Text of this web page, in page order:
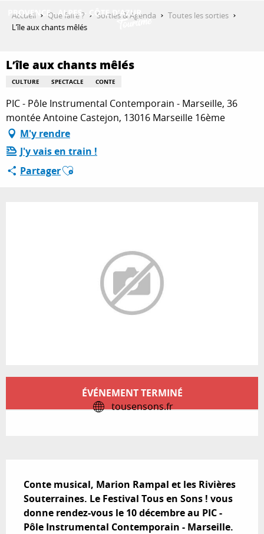
QUE FAIRE ?
SÉJOURNER
Accueil Que faire ? Sorties & Agenda
Toutes les sorties
L’île aux chants mêlés
L’île aux chants mêlés
CULTURE SPECTACLE CONTE
PIC - Pôle Instrumental Contemporain - Marseille, 36
montée Antoine Castejon, 13016 Marseille 16ème
M'y rendre
J'y vais en train !
PartagerAjouter aux favoris
Ouverture et coordonnées
ÉVÉNEMENT TERMINÉ
tousensons.fr
Conte musical, Marion Rampal et les Rivières
Souterraines. Le Festival Tous en Sons ! vous
donne rendez-vous le 10 décembre au PIC -
Pôle Instrumental Contemporain - Marseille.